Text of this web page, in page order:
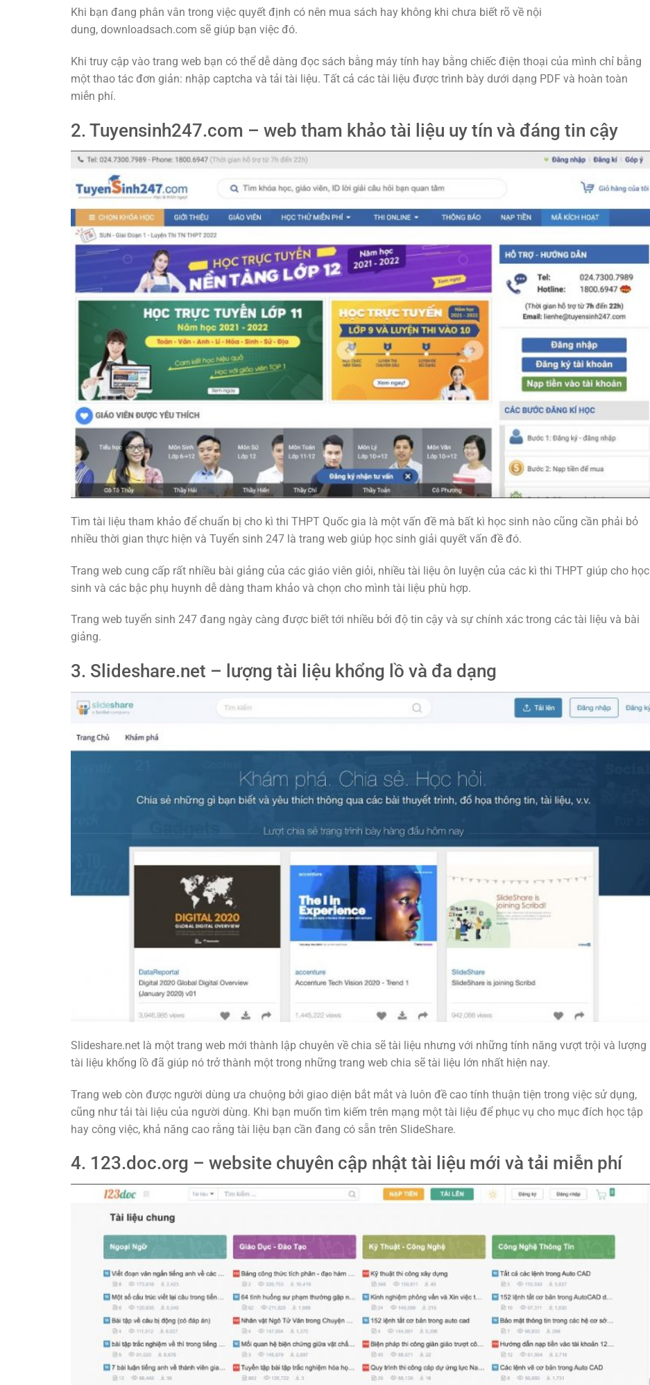
Khi bạn đang phân vân trong việc quyết định có nên mua sách hay không khi chưa biết rõ về nội
dung, downloadsach.com sẽ giúp bạn việc đó.
Khi truy cập vào trang web bạn có thể dễ dàng đọc sách bằng máy tính hay bằng chiếc điện thoại của mình chỉ bằng
một thao tác đơn giản: nhập captcha và tải tài liệu. Tất cả các tài liệu được trình bày dưới dạng PDF và hoàn toàn
miễn phí.
2. Tuyensinh247.com – web tham khảo tài liệu uy tín và đáng tin cậy
Tìm tài liệu tham khảo để chuẩn bị cho kì thi THPT Quốc gia là một vấn đề mà bất kì học sinh nào cũng cần phải bỏ
nhiều thời gian thực hiện và Tuyển sinh 247 là trang web giúp học sinh giải quyết vấn đề đó.
Trang web cung cấp rất nhiều bài giảng của các giáo viên giỏi, nhiều tài liệu ôn luyện của các kì thi THPT giúp cho học
sinh và các bậc phụ huynh dễ dàng tham khảo và chọn cho mình tài liệu phù hợp.
Trang web tuyển sinh 247 đang ngày càng được biết tới nhiều bởi độ tin cậy và sự chính xác trong các tài liệu và bài
giảng.
3. Slideshare.net – lượng tài liệu khổng lồ và đa dạng
Slideshare.net là một trang web mới thành lập chuyên về chia sẽ tài liệu nhưng với những tính năng vượt trội và lượng
tài liệu khổng lồ đã giúp nó trở thành một trong những trang web chia sẽ tài liệu lớn nhất hiện nay.
Trang web còn được người dùng ưa chuộng bởi giao diện bắt mắt và luôn đề cao tính thuận tiện trong việc sử dụng,
cũng như tải tài liệu của người dùng. Khi bạn muốn tìm kiếm trên mạng một tài liệu để phục vụ cho mục đích học tập
hay công việc, khả năng cao rằng tài liệu bạn cần đang có sẵn trên SlideShare.
4. 123.doc.org – website chuyên cập nhật tài liệu mới và tải miễn phí